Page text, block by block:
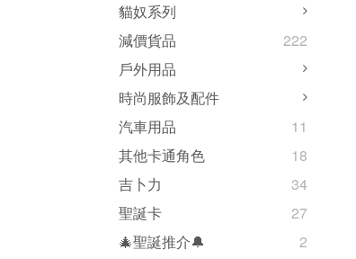
貓奴系列
減價貨品
222
戶外用品
時尚服飾及配件
汽車用品
11
其他卡通角色
18
吉卜力
34
聖誕卡
27
🎄聖誕推介🔔
2